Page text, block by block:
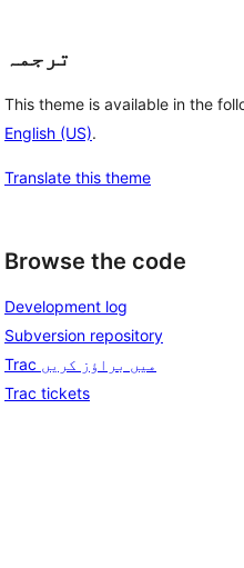
ترجمہ
This theme is available in the
English (US).
Translate this theme
Browse the code
Development log
Subversion repository
Trac میں براؤز کریں
Trac tickets